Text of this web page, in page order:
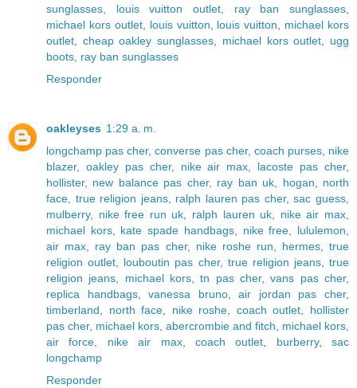
sunglasses
louis vuitton outlet ray ban sunglasses
michael kors outlet, louis vuitton louis vuitton
michael kors
outlet
cheap oakley sunglasses michael kors outlet
ugg
boots ray ban sunglasses
Responder
oakleyses 1:29 a. m.
longchamp pas cher,converse pas cher, coach purses, nike
blazer, oakley pas cher, nike air max lacoste pas cher,
hollister, new balance pas cher, ray ban uk hogan
north
face
true religion jeans, ralph lauren pas cher,sac guess
mulberry, nike free run uk ralph lauren uk nike air max
michael kors, kate spade handbags, nike free lululemon
air max
ray ban pas cher, nike roshe run hermes,true
religion outlet
louboutin pas cher, true religion jeans, true
religion jeans
michael kors ,tn pas cher,vans pas cher,
replica handbags,vanessa bruno,air jordan pas cher,
timberland
north face nike roshe coach outlet
hollister
pas cher, michael kors abercrombie and fitch michael kors
air force
nike air max, coach outlet burberry, sac
longchamp
Responder